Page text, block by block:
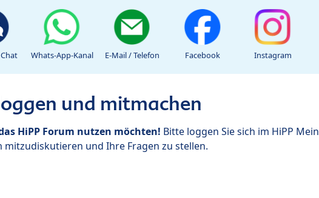
Whats-App-Kanal E-Mail / Telefon Facebook Instagram
und mitmachen
HiPP Forum nutzen möchten! Bitte loggen Sie sich im HiPP Mein
mitzudiskutieren und Ihre Fragen zu stellen.